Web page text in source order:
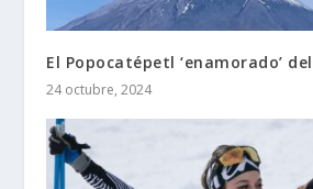
El Popocatépetl ‘enamorado’
24 octubre, 2024